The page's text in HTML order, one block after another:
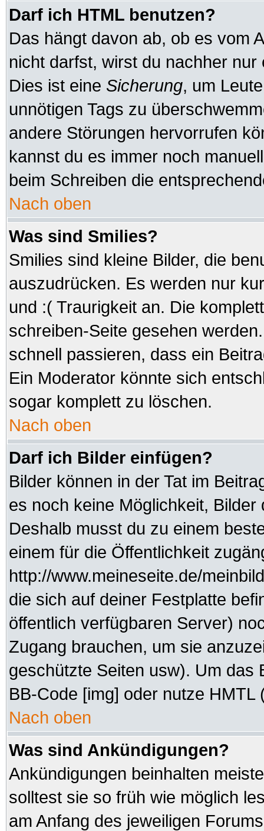
Darf ich HTML benutzen?
Das hängt davon ab, ob es vom
nicht darfst, wirst du nachher
Dies ist eine Sicherung, um
unnötigen Tags zu
andere Störungen hervorrufen
kannst du es immer noch
beim Schreiben die
Nach oben
Was sind Smilies?
Smilies sind kleine Bilder, die
auszudrücken. Es werden nur
und :( Traurigkeit an. Die
schreiben-Seite gesehen
schnell passieren, dass ein
Ein Moderator könnte sich
sogar komplett zu löschen.
Nach oben
Darf ich Bilder einfügen?
Bilder können in der Tat im
es noch keine Möglichkeit,
Deshalb musst du zu einem
einem für die Öffentlichkeit
http://www.meineseite.de/
die sich auf deiner Festplatte
öffentlich verfügbaren Server)
Zugang brauchen, um sie
geschützte Seiten usw). Um das
BB-Code [img] oder nutze HMTL
Nach oben
Was sind Ankündigungen?
Ankündigungen beinhalten
solltest sie so früh wie möglich
am Anfang des jeweiligen